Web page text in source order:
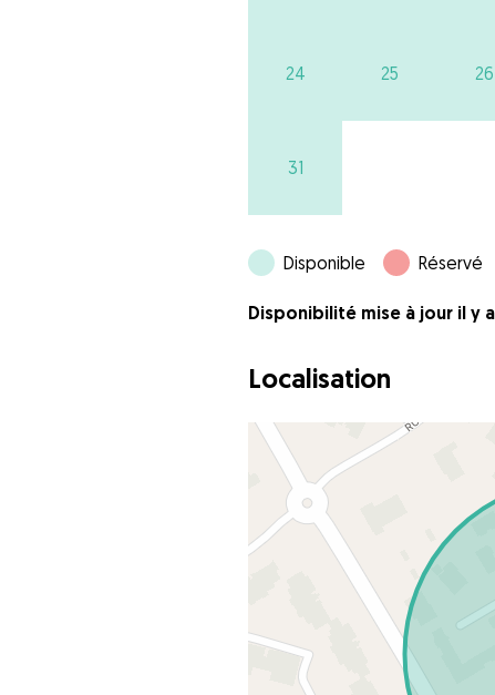
24 25 26
31
Disponible Réservé
Disponibilité mise à jour il y a
Localisation